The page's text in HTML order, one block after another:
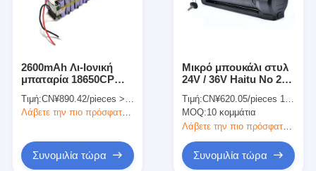
2600mAh Λι-Ιονική
μπαταρία 18650CP
επαναφορτιζόμενη
μπαταρία ιόντων
ποδήλατο
Τιμή:CN¥890.42/pieces >=1 pieces
Λάβετε την πιο πρόσφατη τιμή
Συνομιλία τώρα
Μικρό μπουκάλι στυλ
24V / 36V Haitu Νο 2
Λιθιοηλεκτρική
μπαταρία E Bike
μπαταρία
Τιμή:CN¥620.05/pieces 10-99 pieces
MOQ:10 κομμάτια
Συνομιλία τώρα